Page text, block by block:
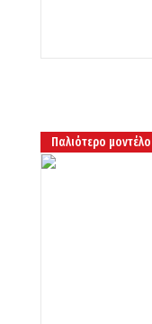
Παλιότερο μοντέλο